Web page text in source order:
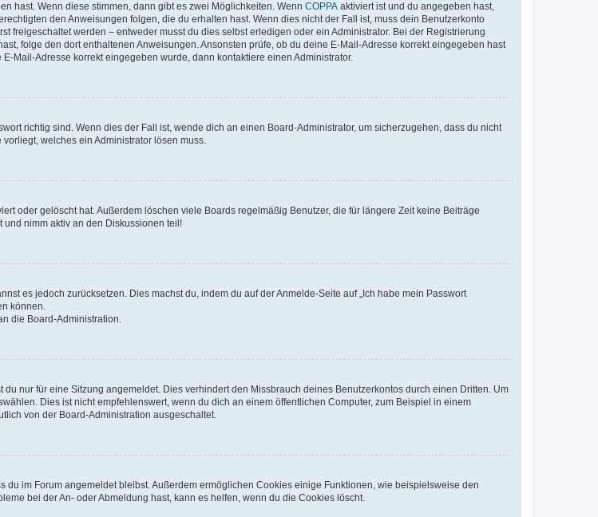
hast. Wenn diese stimmen, dann gibt es zwei Möglichkeiten. Wenn COPPA aktiviert ist und du angegeben hast,
den Anweisungen folgen, die du erhalten hast. Wenn dies nicht der Fall ist, muss dein Benutzerkonto
werden – entweder musst du dies selbst erledigen oder ein Administrator. Bei der Registrierung
folge den dort enthaltenen Anweisungen. Ansonsten prüfe, ob du deine E-Mail-Adresse korrekt eingegeben hast
Mail-Adresse korrekt eingegeben wurde, dann kontaktiere einen Administrator.
richtig sind. Wenn dies der Fall ist, wende dich an einen Board-Administrator, um sicherzugehen, dass du nicht
welches ein Administrator lösen muss.
oder gelöscht hat. Außerdem löschen viele Boards regelmäßig Benutzer, die für längere Zeit keine Beiträge
nimm aktiv an den Diskussionen teil!
es jedoch zurücksetzen. Dies machst du, indem du auf der Anmelde-Seite auf „Ich habe mein Passwort
können.
die Board-Administration.
nur für eine Sitzung angemeldet. Dies verhindert den Missbrauch deines Benutzerkontos durch einen Dritten. Um
Dies ist nicht empfehlenswert, wenn du dich an einem öffentlichen Computer, zum Beispiel in einem
von der Board-Administration ausgeschaltet.
im Forum angemeldet bleibst. Außerdem ermöglichen Cookies einige Funktionen, wie beispielsweise den
bei der An- oder Abmeldung hast, kann es helfen, wenn du die Cookies löscht.